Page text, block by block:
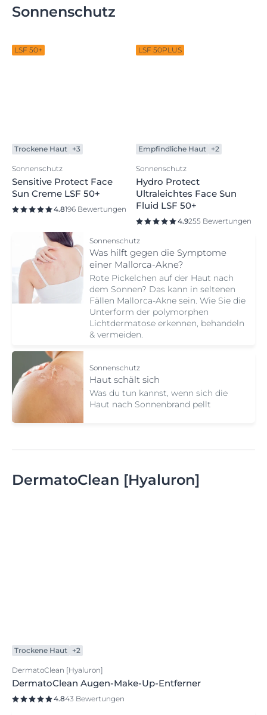
Anzeichen für empfindliche Haut
und wie man sie schützt
LSF 50+
Trockene Haut
Sonnenschutz
Sensitive Protect Face
Sun Creme LSF 50+
196 Bewertungen
LSF 50PLUS
Empfindliche Haut
Sonnenschutz
Hydro Protect
Ultraleichtes Face Sun
Fluid LSF 50+
Was hilft gegen die Symptome
einer Mallorca-Akne?
Rote Pickelchen auf der Haut nach
dem Sonnen? Das kann in seltenen
& vermeiden.
Sonnenschutz